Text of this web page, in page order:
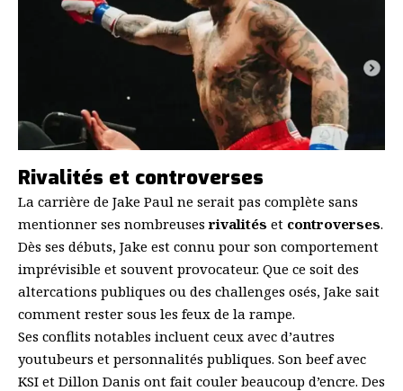
Rivalités et controverses
La carrière de Jake Paul ne serait pas complète sans
mentionner ses nombreusesrivalités et controverses.
Dès ses débuts, Jake est connu pour son comportement
imprévisible et souvent provocateur. Que ce soit des
altercations publiques ou des challenges osés, Jake sait
comment rester sous les feux de la rampe.
Ses conflits notables incluent ceux avec d’autres
youtubeurs et personnalités publiques. Son beef avec
KSI et Dillon Danis ont fait couler beaucoup d’encre. Des